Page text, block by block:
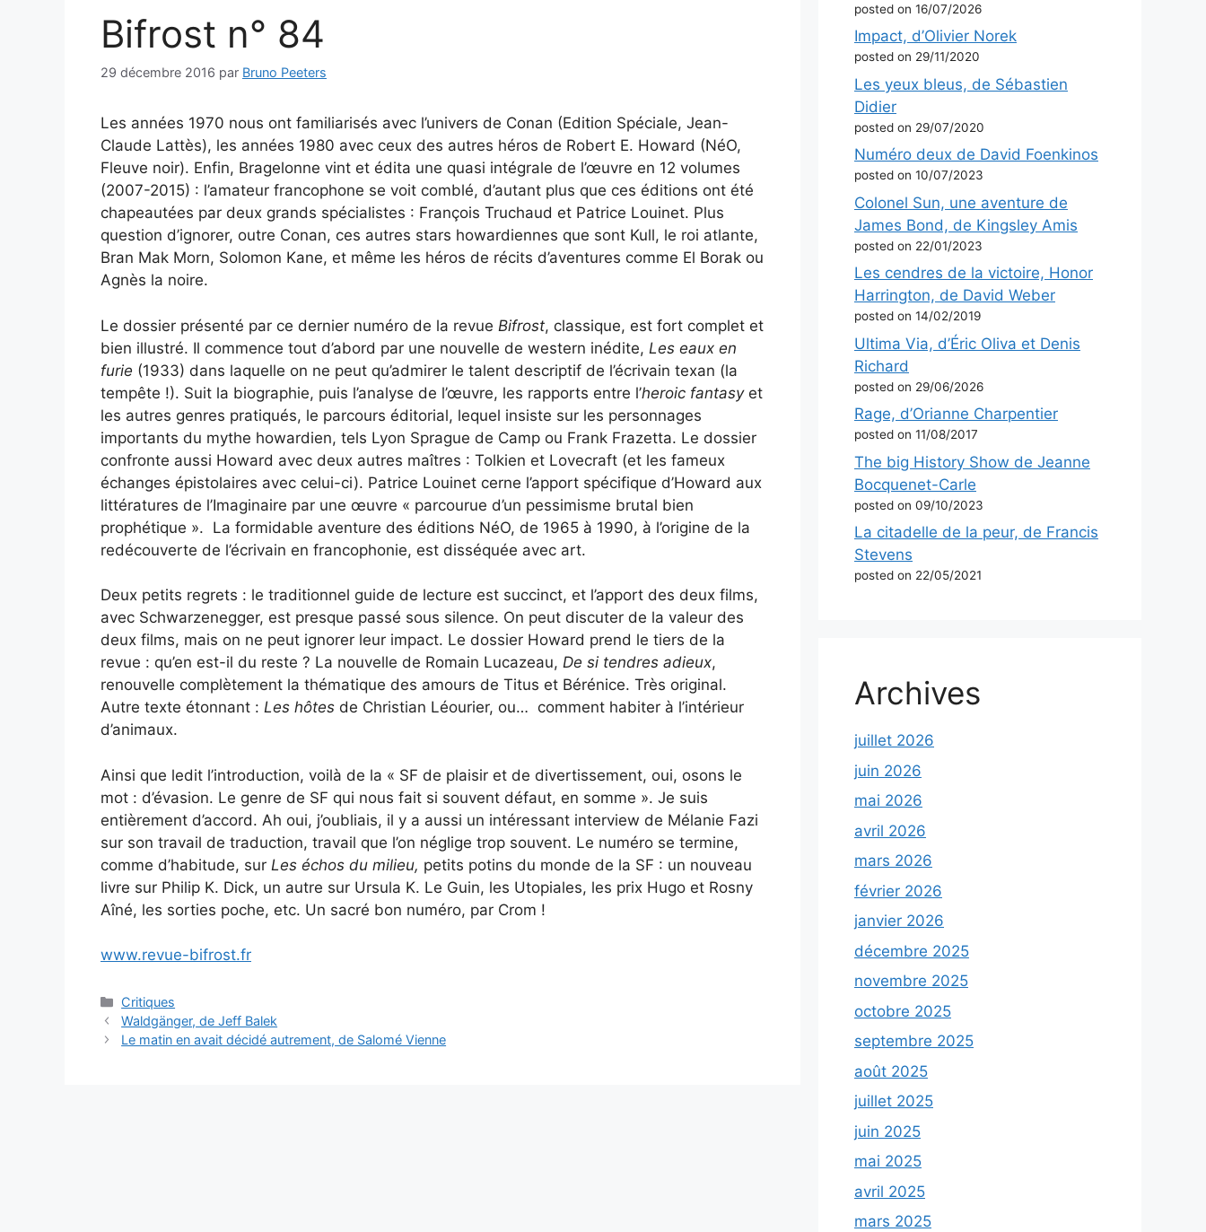
Bifrost n° 84
29 décembre 2016 par Bruno Peeters
Les années 1970 nous ont familiarisés avec l’univers de Conan (Edition Spéciale, Jean-
Claude Lattès), les années 1980 avec ceux des autres héros de Robert E. Howard (NéO,
Fleuve noir). Enfin, Bragelonne vint et édita une quasi intégrale de l’œuvre en 12 volumes
(2007-2015) : l’amateur francophone se voit comblé, d’autant plus que ces éditions ont été
chapeautées par deux grands spécialistes : François Truchaud et Patrice Louinet. Plus
question d’ignorer, outre Conan, ces autres stars howardiennes que sont Kull, le roi atlante,
Bran Mak Morn, Solomon Kane, et même les héros de récits d’aventures comme El Borak ou
Agnès la noire.
Le dossier présenté par ce dernier numéro de la revue Bifrost, classique, est fort complet et
bien illustré. Il commence tout d’abord par une nouvelle de western inédite, Les eaux en
furie (1933) dans laquelle on ne peut qu’admirer le talent descriptif de l’écrivain texan (la
tempête !). Suit la biographie, puis l’analyse de l’œuvre, les rapports entre l’heroic fantasyet
les autres genres pratiqués, le parcours éditorial, lequel insiste sur les personnages
importants du mythe howardien, tels Lyon Sprague de Camp ou Frank Frazetta. Le dossier
confronte aussi Howard avec deux autres maîtres : Tolkien et Lovecraft (et les fameux
échanges épistolaires avec celui-ci). Patrice Louinet cerne l’apport spécifique d’Howard aux
littératures de l’Imaginaire par une œuvre « parcourue d’un pessimisme brutal bien
prophétique ». La formidable aventure des éditions NéO, de 1965 à 1990, à l’origine de la
redécouverte de l’écrivain en francophonie, est disséquée avec art.
Deux petits regrets : le traditionnel guide de lecture est succinct, et l’apport des deux films,
avec Schwarzenegger, est presque passé sous silence. On peut discuter de la valeur des
deux films, mais on ne peut ignorer leur impact. Le dossier Howard prend le tiers de la
revue : qu’en est-il du reste ? La nouvelle de Romain Lucazeau, De si tendres adieux,
renouvelle complètement la thématique des amours de Titus et Bérénice. Très original.
Autre texte étonnant : Les hôtes de Christian Léourier, ou… comment habiter à l’intérieur
d’animaux.
Ainsi que ledit l’introduction, voilà de la « SF de plaisir et de divertissement, oui, osons le
mot : d’évasion. Le genre de SF qui nous fait si souvent défaut, en somme ». Je suis
entièrement d’accord. Ah oui, j’oubliais, il y a aussi un intéressant interview de Mélanie Fazi
sur son travail de traduction, travail que l’on néglige trop souvent. Le numéro se termine,
comme d’habitude, sur Les échos du milieu, petits potins du monde de la SF : un nouveau
livre sur Philip K. Dick, un autre sur Ursula K. Le Guin, les Utopiales, les prix Hugo et Rosny
Aîné, les sorties poche, etc. Un sacré bon numéro, par Crom !
www.revue-bifrost.fr
Critiques
Waldgänger, de Jeff Balek
Le matin en avait décidé autrement, de Salomé Vienne
posted on 16/07/2026
Impact, d’Olivier Norek
posted on 29/11/2020
Les yeux bleus, de Sébastien
Didier
posted on 29/07/2020
Numéro deux de David Foenkinos
posted on 10/07/2023
Colonel Sun, une aventure de
James Bond, de Kingsley Amis
posted on 22/01/2023
Les cendres de la victoire, Honor
Harrington, de David Weber
posted on 14/02/2019
Ultima Via, d’Éric Oliva et Denis
Richard
posted on 29/06/2026
Rage, d’Orianne Charpentier
posted on 11/08/2017
The big History Show de Jeanne
Bocquenet-Carle
posted on 09/10/2023
La citadelle de la peur, de Francis
Stevens
posted on 22/05/2021
Archives
juillet 2026
juin 2026
mai 2026
avril 2026
mars 2026
février 2026
janvier 2026
décembre 2025
novembre 2025
octobre 2025
septembre 2025
août 2025
juillet 2025
juin 2025
mai 2025
avril 2025
mars 2025